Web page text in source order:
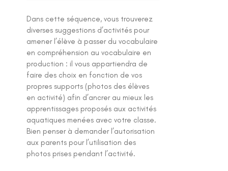
Dans cette séquence, vous trouverez
diverses suggestions d’activités pour
amener l’élève à passer du vocabulaire
en compréhension au vocabulaire en
production : il vous appartiendra de
faire des choix en fonction de vos
propres supports (photos des élèves
en activité) afin d’ancrer au mieux les
apprentissages proposés aux activités
aquatiques menées avec votre classe.
Bien penser à demander l’autorisation
aux parents pour l’utilisation des
photos prises pendant l’activité.